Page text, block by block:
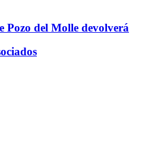
Pozo del Molle devolverá